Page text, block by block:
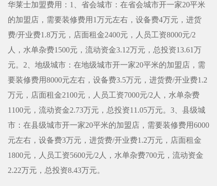
华莱士加盟费用：1、省会城市：在省会城市开一家20平米
的加盟店，需要装修费用1万元左右，设备费4万元，进货
费/开业费1.8万元，店面租金2400元，人员工资8000元/2
人，水单杂费1500元，流动资金3.12万元，总投资13.61万
元。2、地级城市：在地级城市开一家20平米的加盟店，需
要装修费用8000元左右，设备费3.5万元，进货费/开业费1.2
万元，店面租金2100元，人员工资7000元/2人，水单杂费
1100元，流动资金2.73万元，总投资11.05万元。3、县级城
市：在县级城市开一家20平米的加盟店，需要装修费用6000
元左右，设备费3万元，进货费/开业费1.2万元，店面租金
1800元，人员工资5600元/2人，水单杂费700元，流动资金
2.22万元，总投资8.43万元。